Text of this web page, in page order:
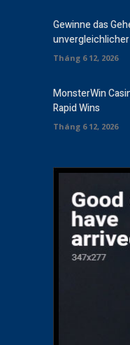
Gewinne das
Tháng 6 12, 2026
MonsterWin
Rapid Wins
Tháng 6 12, 2026